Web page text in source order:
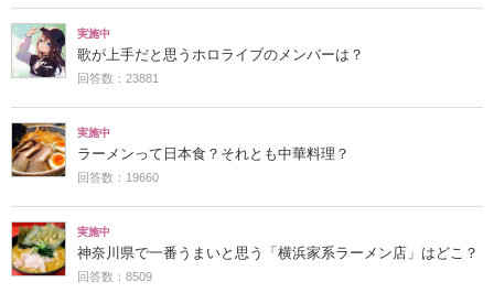
実施中
歌が上手だと思うホロライブのメンバーは？
回答数：23881
実施中
ラーメンって日本食？それとも中華料理？
回答数：19660
実施中
神奈川県で一番うまいと思う「横浜家系ラーメン店」はどこ？
回答数：8509